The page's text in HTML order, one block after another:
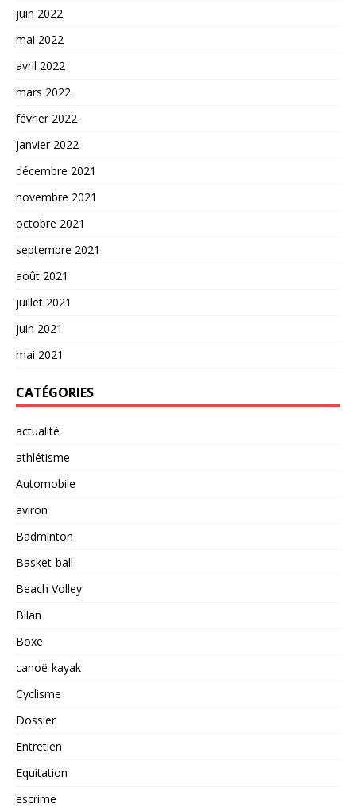
juin 2022
mai 2022
avril 2022
mars 2022
février 2022
janvier 2022
décembre 2021
novembre 2021
octobre 2021
septembre 2021
août 2021
juillet 2021
juin 2021
mai 2021
CATÉGORIES
actualité
athlétisme
Automobile
aviron
Badminton
Basket-ball
Beach Volley
Bilan
Boxe
canoë-kayak
Cyclisme
Dossier
Entretien
Equitation
escrime